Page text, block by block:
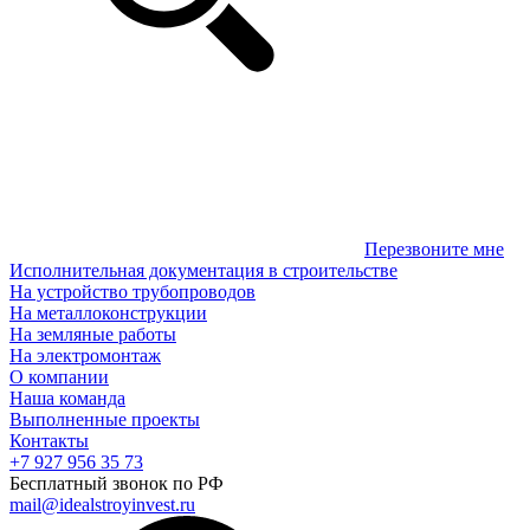
Перезвоните мне
Исполнительная документация в строительстве
На устройство трубопроводов
На металлоконструкции
На земляные работы
На электромонтаж
О компании
Наша команда
Выполненные проекты
Контакты
+7 927 956 35 73
Бесплатный звонок по РФ
mail@idealstroyinvest.ru